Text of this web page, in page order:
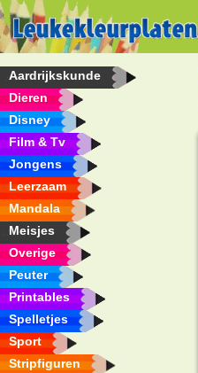
Aardrijkskunde
Dieren
Disney
Film & Tv
Jongens
Leerzaam
Mandala
Meisjes
Overige
Peuter
Printables
Spelletjes
Sport
Stripfiguren